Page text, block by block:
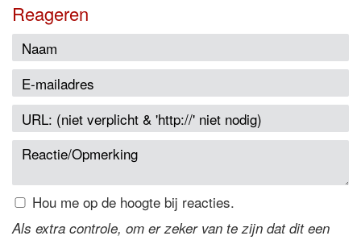
Reageren
Hou me op de hoogte bij reacties.
Als extra controle, om er zeker van te zijn dat dit een